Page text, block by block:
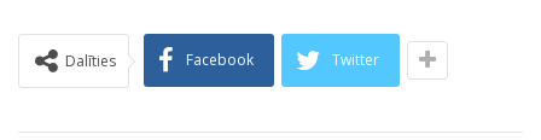
Dalīties Facebook Twitter